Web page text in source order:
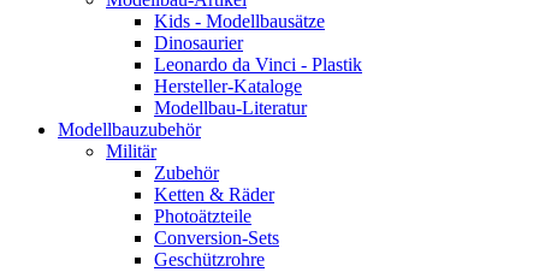
Kids - Modellbausätze
Dinosaurier
Leonardo da Vinci - Plastik
Hersteller-Kataloge
Modellbau-Literatur
Modellbauzubehör
Militär
Zubehör
Ketten & Räder
Photoätzteile
Conversion-Sets
Geschützrohre